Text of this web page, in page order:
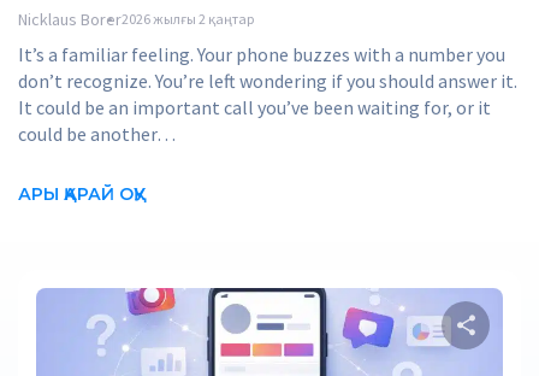
Nicklaus Borer2026 жылғы 2 қаңтар
It’s a familiar feeling. Your phone buzzes with a number you
don’t recognize. You’re left wondering if you should answer it.
It could be an important call you’ve been waiting for, or it
could be another…
АРЫ ҚАРАЙ ОҚУ